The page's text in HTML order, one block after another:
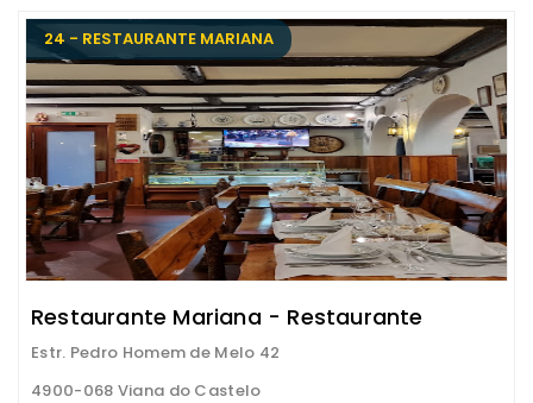
24 - RESTAURANTE MARIANA
Restaurante Mariana - Restaurante
Estr. Pedro Homem de Melo 42
4900-068 Viana do Castelo